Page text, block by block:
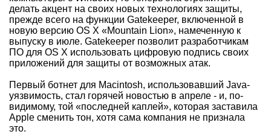
делать акцент на своих новых технологиях защиты,
прежде всего на функции Gatekeeper, включенной в
новую версию OS X «Mountain Lion», намеченную к
выпуску в июле. Gatekeeper позволит разработчикам
ПО для OS X использовать цифровую подпись своих
приложений для защиты от возможных атак.
Первый ботнет для Macintosh, использовавший Java-
уязвимость, стал горячей новостью в апреле - и, по-
видимому, той «последней каплей», которая заставила
Apple сменить тон, хотя сама компания не признала
это.